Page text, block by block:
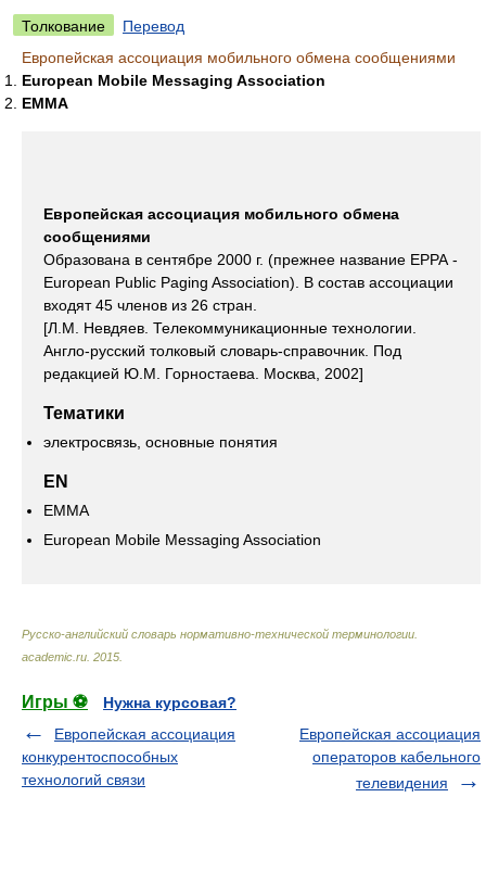
Толкование
Перевод
Европейская ассоциация мобильного обмена сообщениями
European Mobile Messaging Association
EMMA
Европейская ассоциация мобильного обмена
сообщениями
Образована в сентябре 2000 г. (прежнее название ЕРРА -
European Public Paging Association). В состав ассоциации
входят 45 членов из 26 стран.
[Л.М. Невдяев. Телекоммуникационные технологии.
Англо-русский толковый словарь-справочник. Под
редакцией Ю.М. Горностаева. Москва, 2002]
Тематики
электросвязь, основные понятия
EN
EMMA
European Mobile Messaging Association
Русско-английский словарь нормативно-технической терминологии
academic.ru 2015
Игры ⚽
Нужна курсовая?
Европейская ассоциация
конкурентоспособных
технологий связи
Европейская ассоциация
операторов кабельного
телевидения